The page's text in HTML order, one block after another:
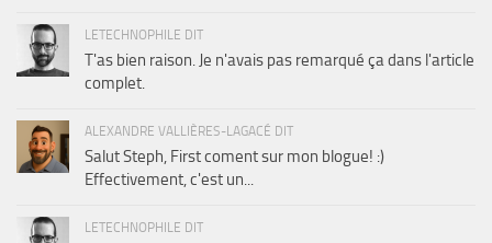
LETECHNOPHILE DIT
T'as bien raison. Je n'avais pas remarqué ça dans l'article
complet.
ALEXANDRE VALLIÈRES-LAGACÉ DIT
Salut Steph, First coment sur mon blogue! :)
Effectivement, c'est un...
LETECHNOPHILE DIT